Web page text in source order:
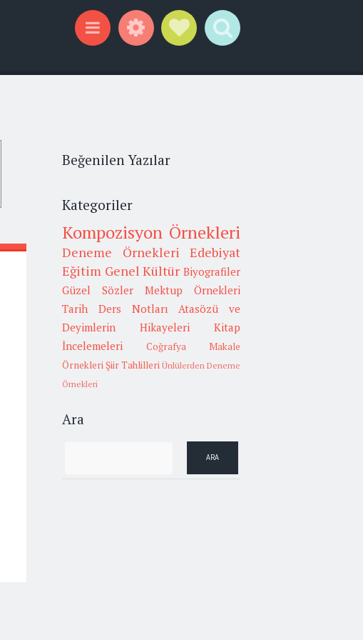
Beğenilen Yazılar
Kategoriler
Kompozisyon Örnekleri
Deneme Örnekleri
Edebiyat
Eğitim Genel Kültür Biyografiler
Güzel Sözler
Mektup Örnekleri
Tarih
Ders Notları
Atasözü ve
Deyimlerin Hikayeleri
Kitap
İncelemeleri
Coğrafya
Makale
Örnekleri Şiir Tahlilleri Ünlülerden Deneme
Örnekleri
Ara